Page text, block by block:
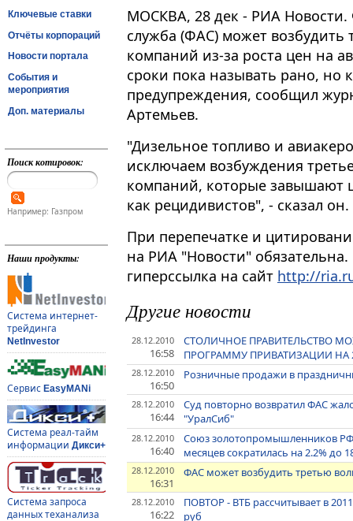
Ключевые ставки
Отчёты корпораций
Новости портала
События и
мероприятия
Доп. материалы
Поиск котировок:
Например: Газпром
Наши продукты:
Система интернет-
трейдинга
NetInvestor
Сервис EasyMANi
Система реал-тайм
информации Дикси+
Система запроса
данных теханализа
МОСКВА, 28 дек - РИА
служба (ФАС) может возбудить
компаний из-за роста цен на
сроки пока называть рано, но
предупреждения, сообщил
Артемьев.
"Дизельное топливо и
исключаем возбуждения
компаний, которые завышают
как рецидивистов", - сказал он.
При перепечатке и
на РИА "Новости"
гиперссылка на сайт http://
Другие новости
28.12.2010
16:58
СТОЛИЧНОЕ ПРАВИТЕЛЬСТВО
ПРОГРАММУ ПРИВАТИЗАЦИИ НА
28.12.2010
16:50
Розничные продажи в
28.12.2010
16:44
Суд повторно возвратил ФАС
"УралСиб"
28.12.2010
16:40
Союз золотопромышленников
месяцев сократилась на 2.2% до
28.12.2010
16:31
ФАС может возбудить третью
28.12.2010
16:22
ПОВТОР - ВТБ рассчитывает в
руб